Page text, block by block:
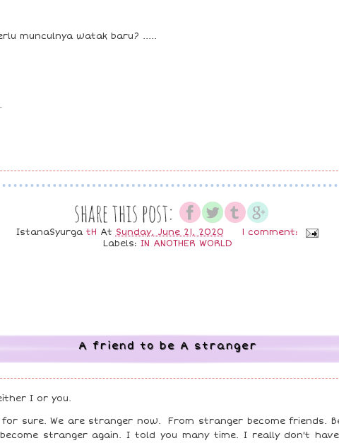
munculnya watak baru? .....
IstanaSyurga tH At Sunday, June 21, 2020
1 comment:
Labels: IN ANOTHER WORLD
A friend to be A stranger
I or you.
sure. We are stranger now. From stranger become friends.
become stranger again. I told you many time. I really don't